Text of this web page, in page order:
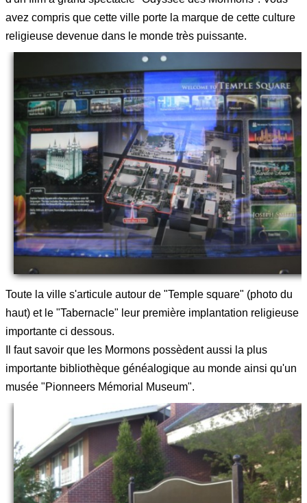
avez compris que cette ville porte la marque de cette culture
religieuse devenue dans le monde très puissante.
Toute la ville s'articule autour de "Temple square" (photo du
haut) et le "Tabernacle" leur première implantation religieuse
importante ci dessous.
Il faut savoir que les Mormons possèdent aussi la plus
importante bibliothèque généalogique au monde ainsi qu'un
musée "Pionneers Mémorial Museum".